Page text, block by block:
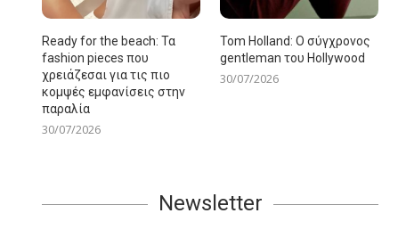
Ready for the beach: Τα
fashion pieces που
χρειάζεσαι για τις πιο
κομψές εμφανίσεις στην
παραλία
30/07/2026
Tom Holland: Ο σύγχρονος
gentleman του Hollywood
30/07/2026
Newsletter